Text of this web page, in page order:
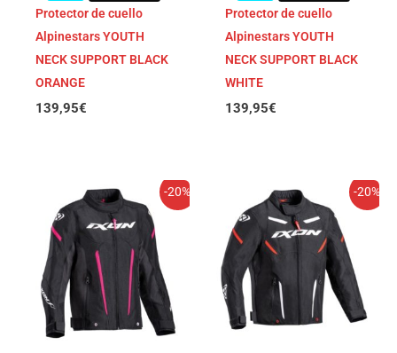
Protector de cuello
Alpinestars YOUTH
NECK SUPPORT BLACK
ORANGE
139,95€
Protector de cuello
Alpinestars YOUTH
NECK SUPPORT BLACK
WHITE
139,95€
-20%
El
precio
original
era:
159,99€.
precio
actual
es:
127,99€.
-20%
El
precio
original
era:
159,99€.
precio
actual
es:
127,99€.